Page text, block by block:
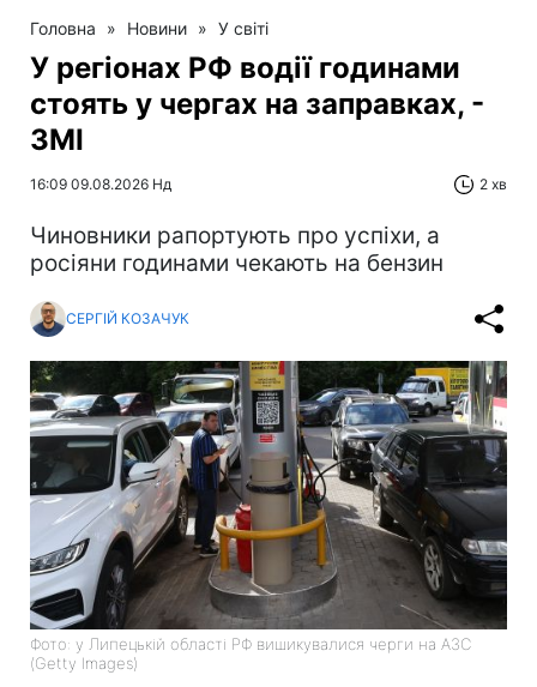
Головна » Новини » У світі
У регіонах РФ водії годинами
стоять у чергах на заправках, -
ЗМІ
16:09 09.08.2026 Нд 2 хв
Чиновники рапортують про успіхи, а
росіяни годинами чекають на бензин
СЕРГІЙ КОЗАЧУК
Фото: у Липецькій області РФ вишикувалися черги на АЗС
(Getty Images)